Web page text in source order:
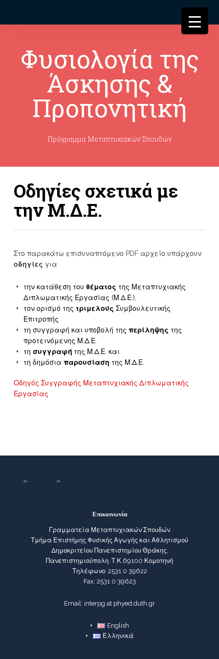
Φυσιολογία της
Άσκησης &
Προπονητική
Πρόγραμμα Μεταπτυχιακών Σπουδών
Οδηγίες σχετικά με
την Μ.Δ.Ε.
Στο παρακάτω επισυναπτόμενο PDF αρχείο υπάρχουν
οδηγίες για
την κατάθεση του θέματος της Μεταπτυχιακής
Διπλωματικής Εργασίας (Μ.Δ.Ε.),
τον ορισμό της τριμελούς Συμβουλευτικής
Επιτροπής
τη συγγραφή και υποβολή της περίληψης της
προτεινόμενης Μ.Δ.Ε.
τη συγγραφή της Μ.Δ.Ε. και
τη δημόσια παρουσίαση της Μ.Δ.Ε.
Οδηγός Συγγραφής Μεταπτυχιακής Διπλωματικής
Εργασίας
Επικοινωνία
Γραμματεία Μεταπτυχιακών Σπουδών
Τμήμα Επιστήμης Φυσικής Αγωγής και Αθλητισμού
Δημοκριτείου Πανεπιστημίου Θράκης,
Πανεπιστημιούπολη, Τ.Κ.69100 Κομοτηνή
Τηλέφωνο: 2531 0 39622
Fax: 2531 0 39623
Email: interpg at phyed.duth.gr
English
Ελληνικά